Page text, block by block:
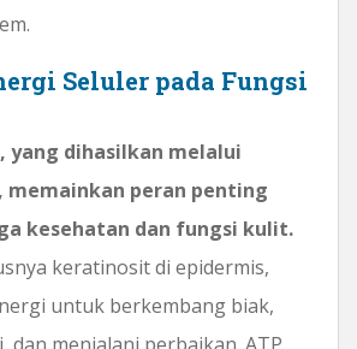
Seluler pada Fungsi
yang dihasilkan melalui
memainkan peran penting
kesehatan dan fungsi kulit.
keratinosit di epidermis,
untuk berkembang biak,
dan menjalani perbaikan. ATP,